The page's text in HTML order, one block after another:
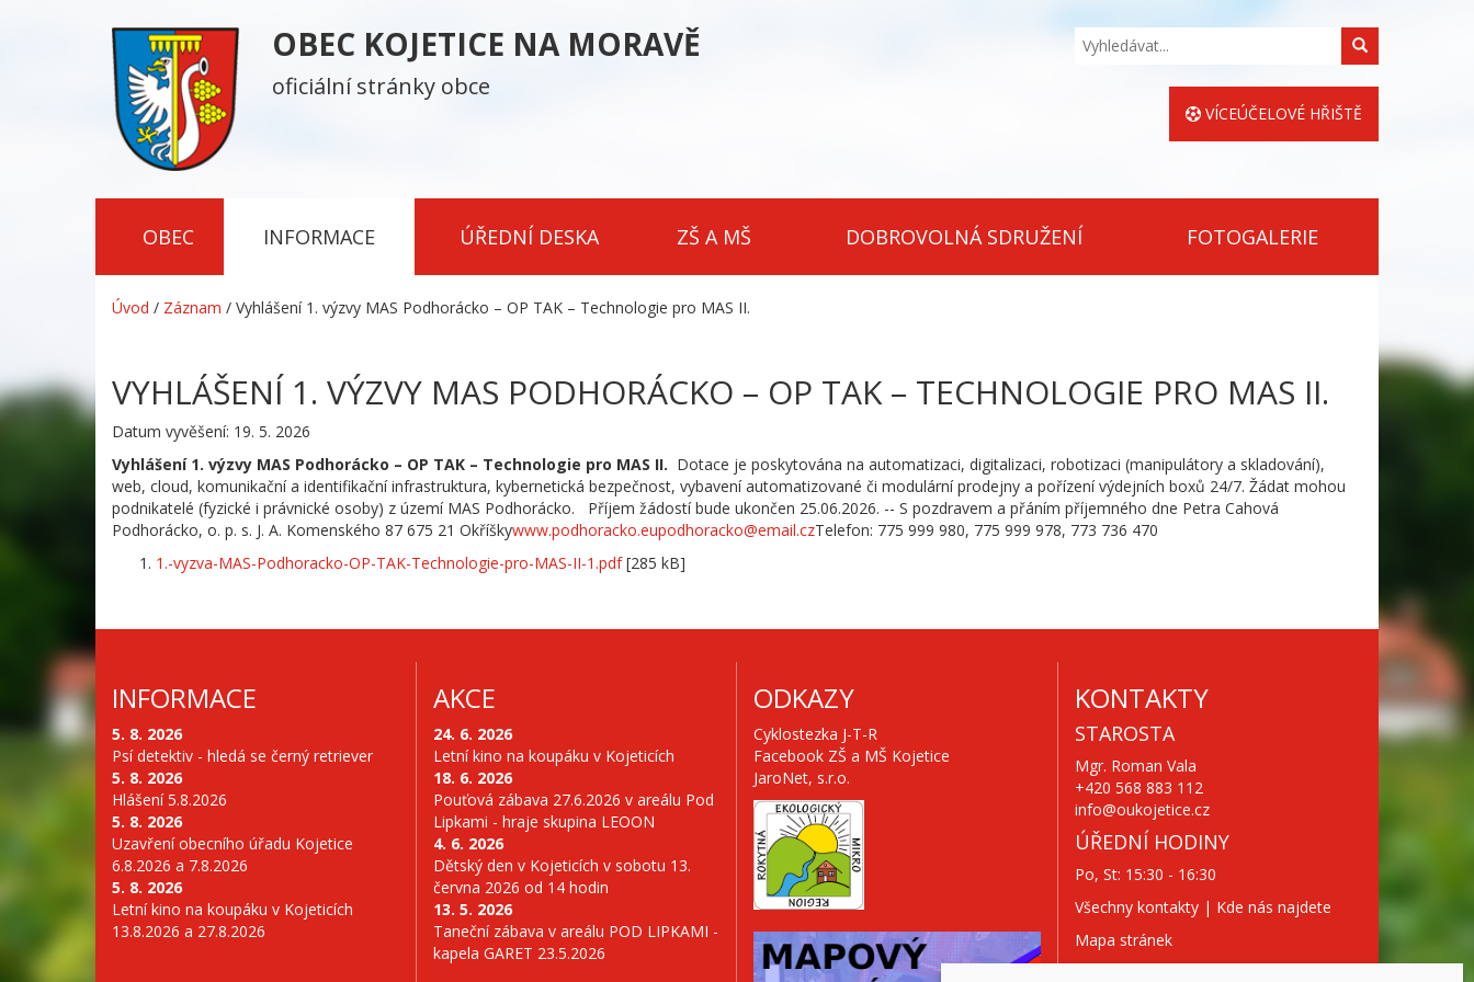
OBEC KOJETICE NA MORAVĚ
oficiální stránky obce
Hledat
VÍCEÚČELOVÉ HŘIŠTĚ
OBEC INFORMACE ÚŘEDNÍ DESKA ZŠ A MŠ DOBROVOLNÁ SDRUŽENÍ FOTOGALERIE
Úvod / Záznam / Vyhlášení 1. výzvy MAS Podhorácko – OP TAK – Technologie pro MAS II.
VYHLÁŠENÍ 1. VÝZVY MAS PODHORÁCKO – OP TAK – TECHNOLOGIE PRO MAS II.
Datum vyvěšení: 19. 5. 2026
Vyhlášení 1. výzvy MAS Podhorácko – OP TAK – Technologie pro MAS II. Dotace je poskytována na automatizaci, digitalizaci, robotizaci (manipulátory a skladování),
web, cloud, komunikační a identifikační infrastruktura, kybernetická bezpečnost, vybavení automatizované či modulární prodejny a pořízení výdejních boxů 24/7. Žádat mohou
podnikatelé (fyzické i právnické osoby) z území MAS Podhorácko. Příjem žádostí bude ukončen 25.06.2026. -- S pozdravem a přáním příjemného dne Petra Cahová
Podhorácko, o. p. s. J. A. Komenského 87 675 21 Okříškywww.podhoracko.eupodhoracko@email.czTelefon: 775 999 980, 775 999 978, 773 736 470
1.-vyzva-MAS-Podhoracko-OP-TAK-Technologie-pro-MAS-II-1.pdf[285 kB]
INFORMACE
5. 8. 2026
Psí detektiv - hledá se černý retriever
5. 8. 2026
Hlášení 5.8.2026
5. 8. 2026
Uzavření obecního úřadu Kojetice
6.8.2026 a 7.8.2026
5. 8. 2026
Letní kino na koupáku v Kojeticích
13.8.2026 a 27.8.2026
AKCE
24. 6. 2026
Letní kino na koupáku v Kojeticích
18. 6. 2026
Pouťová zábava 27.6.2026 v areálu Pod
Lipkami - hraje skupina LEOON
4. 6. 2026
Dětský den v Kojeticích v sobotu 13.
června 2026 od 14 hodin
13. 5. 2026
Taneční zábava v areálu POD LIPKAMI -
kapela GARET 23.5.2026
ODKAZY
Cyklostezka J-T-R
Facebook ZŠ a MŠ Kojetice
JaroNet, s.r.o.
KONTAKTY
STAROSTA
Mgr. Roman Vala
+420 568 883 112
info@oukojetice.cz
ÚŘEDNÍ HODINY
Po, St: 15:30 - 16:30
Všechny kontakty | Kde nás najdete
Mapa stránek